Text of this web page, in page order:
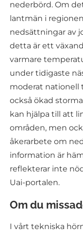
nederbörd. Om
lantmän i
nedsättningar av
detta är ett
varmare
under tidigaste
moderat nationell
också ökad
kan hjälpa till att
områden, men
åkerarbete om
information är
reflekterar inte
Uai-portalen.
Om du
I vårt tekniska